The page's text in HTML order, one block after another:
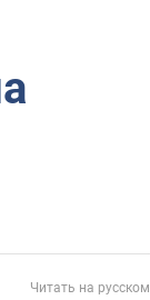
Читать на русском